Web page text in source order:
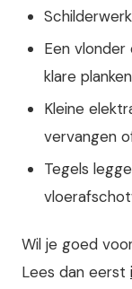
Een
klare planken
Kleine
vervangen
Tegels
Wil je goed
Lees dan eerst